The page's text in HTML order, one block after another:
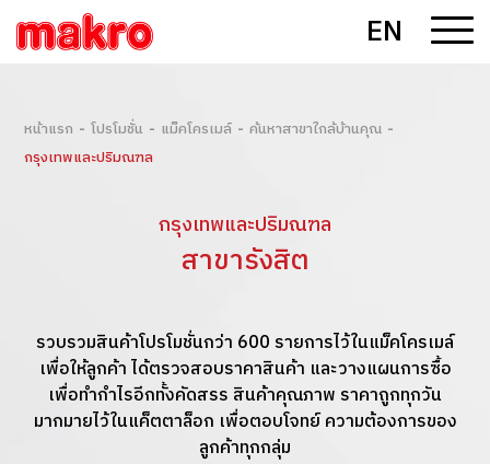
EN
หน้าแรก - โปรโมชั่น - แม็คโครเมล์ - ค้นหาสาขาใกล้บ้านคุณ -
กรุงเทพและปริมณฑล
กรุงเทพและปริมณฑล
สาขารังสิต
รวบรวมสินค้าโปรโมชั่นกว่า 600 รายการไว้ในแม็คโครเมล์
เพื่อให้ลูกค้า ได้ตรวจสอบราคาสินค้า และวางแผนการซื้อ
เพื่อทำกำไรอีกทั้งคัดสรร สินค้าคุณภาพ ราคาถูกทุกวัน
มากมายไว้ในแค็ตตาล็อก เพื่อตอบโจทย์ ความต้องการของ
ลูกค้าทุกกลุ่ม